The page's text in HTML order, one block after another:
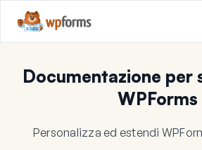
Documentazione per
WPForms
Personalizza ed estendi